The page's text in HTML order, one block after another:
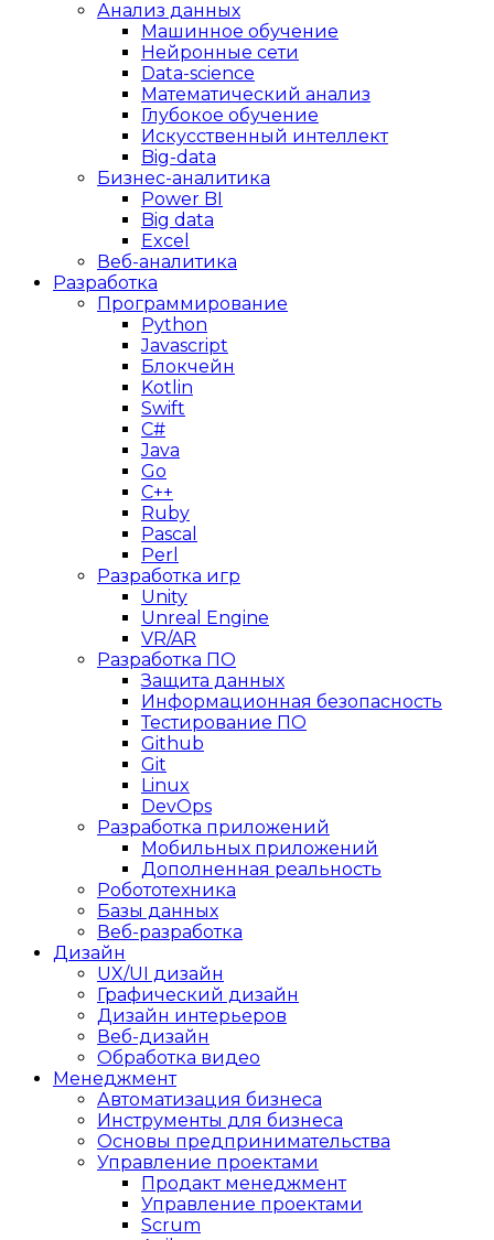
Анализ данных
Машинное обучение
Нейронные сети
Data-science
Математический анализ
Глубокое обучение
Искусственный интеллект
Big-data
Бизнес-аналитика
Power BI
Big data
Excel
Веб-аналитика
Разработка
Программирование
Python
Javascript
Блокчейн
Kotlin
Swift
C#
Java
Go
C++
Ruby
Pascal
Perl
Разработка игр
Unity
Unreal Engine
VR/AR
Разработка ПО
Защита данных
Информационная безопасность
Тестирование ПО
Github
Git
Linux
DevOps
Разработка приложений
Мобильных приложений
Дополненная реальность
Робототехника
Базы данных
Веб-разработка
Дизайн
UX/UI дизайн
Графический дизайн
Дизайн интерьеров
Веб-дизайн
Обработка видео
Менеджмент
Автоматизация бизнеса
Инструменты для бизнеса
Основы предпринимательства
Управление проектами
Продакт менеджмент
Управление проектами
Scrum